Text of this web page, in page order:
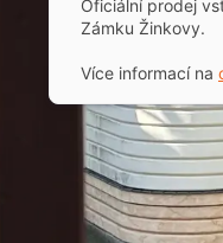
Oficiální prodej
Zámku Žinkovy.
Více informací na